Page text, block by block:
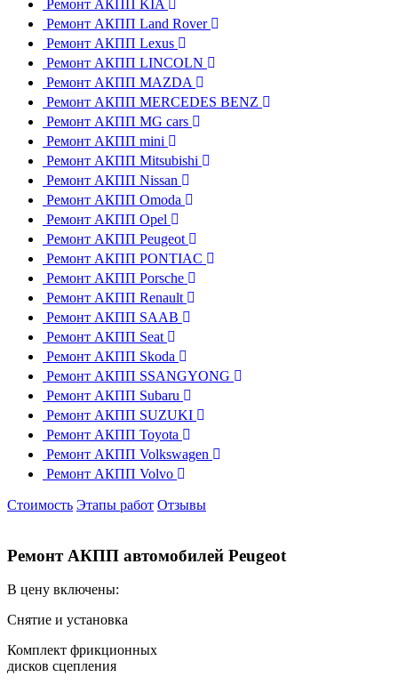
Ремонт АКПП KIA
Ремонт АКПП Land Rover
Ремонт АКПП Lexus
Ремонт АКПП LINCOLN
Ремонт АКПП MAZDA
Ремонт АКПП MERCEDES BENZ
Ремонт АКПП MG cars
Ремонт АКПП mini
Ремонт АКПП Mitsubishi
Ремонт АКПП Nissan
Ремонт АКПП Omoda
Ремонт АКПП Opel
Ремонт АКПП Peugeot
Ремонт АКПП PONTIAC
Ремонт АКПП Porsche
Ремонт АКПП Renault
Ремонт АКПП SAAB
Ремонт АКПП Seat
Ремонт АКПП Skoda
Ремонт АКПП SSANGYONG
Ремонт АКПП Subaru
Ремонт АКПП SUZUKI
Ремонт АКПП Toyota
Ремонт АКПП Volkswagen
Ремонт АКПП Volvo
Стоимость Этапы работ Отзывы
Ремонт АКПП автомобилей Peugeot
В цену включены:
Снятие и установка
Комплект фрикционных
дисков сцепления